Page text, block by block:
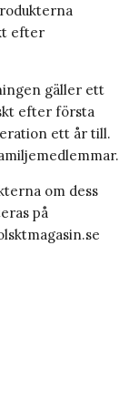
efter
gäller ett
efter första
ett år till.
om dess
på